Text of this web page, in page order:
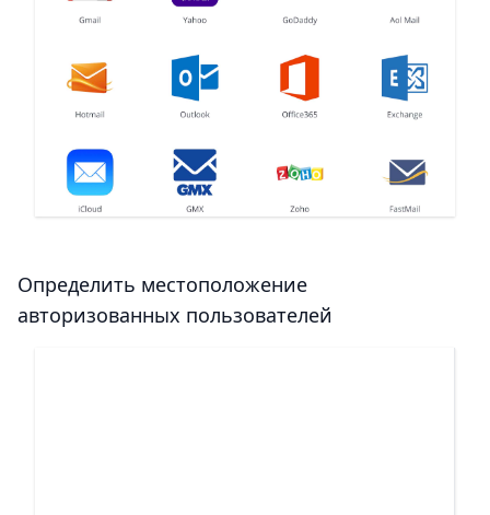
Определить местоположение
авторизованных пользователей